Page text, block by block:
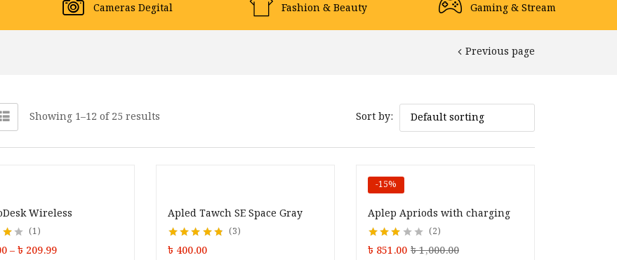
Cameras Degital Fashion & Beauty Gaming & Stream
Previous page
Showing 1–12 of 25 results Sort by:
Wireless
1
–৳ 209.99
Apled Tawch SE Space Gray
Rated 4.67out
of 5
3
৳ 400.00
-15%
Aplep Apriods with charging
Rated
3.00out
2
৳ 851.00 ৳1,000.00